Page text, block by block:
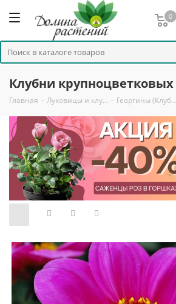
0
Клубни крупноцветковых
Главная - Луковицы и клу… - Георгины (Клуб…